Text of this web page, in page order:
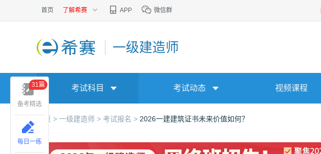
首页 了解希赛 APP 微信群
一级建造师
考试科目 考试动态 视频课程
首页 > 一级建造师 > 考试报名 > 2026一建建筑证书未来价值如何？
备考精选
31篇
每日一练